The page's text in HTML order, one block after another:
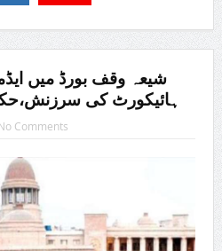
شیعہ وقف بورڈ میں
ہائیکورٹ کی
Comments